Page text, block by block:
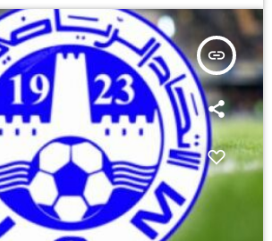
insert_link